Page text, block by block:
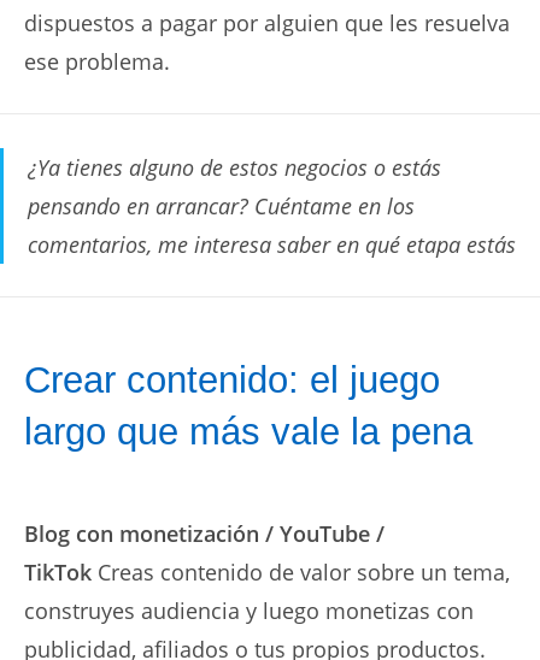
dispuestos a pagar por alguien que les resuelva
ese problema.
¿Ya tienes alguno de estos negocios o estás
pensando en arrancar? Cuéntame en los
comentarios, me interesa saber en qué etapa estás
Crear contenido: el juego
largo que más vale la pena
Blog con monetización / YouTube /
TikTok Creas contenido de valor sobre un tema,
construyes audiencia y luego monetizas con
publicidad, afiliados o tus propios productos.